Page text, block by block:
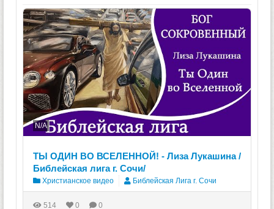
N/A
ТЫ ОДИН ВО ВСЕЛЕННОЙ! - Лиза Лукашина /
Библейская лига г. Сочи/
Христианское видео Библейская Лига г. Сочи
514 0 0